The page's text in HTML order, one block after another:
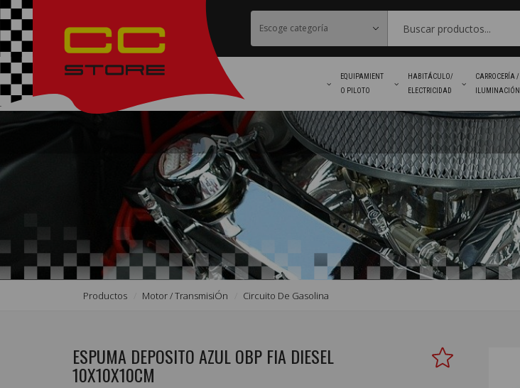
EQUIPAMIENT
O PILOTO
HABITÁCULO/
ELECTRICIDAD
CARROCERÍA /
ILUMINACIÓN
Productos Motor / TransmisiÓn Circuito De Gasolina
ESPUMA DEPOSITO AZUL OBP FIA DIESEL
10X10X10CM
FAVORITOS